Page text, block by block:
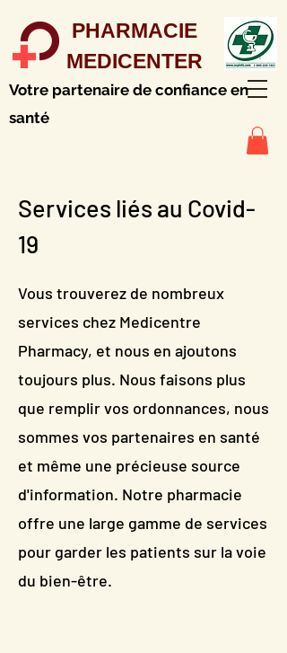
PHARMACIE
MEDICENTER
Votre partenaire de confiance en
santé
Services liés au Covid-
19
Vous trouverez de nombreux
services chez Medicentre
Pharmacy, et nous en ajoutons
toujours plus. Nous faisons plus
que remplir vos ordonnances, nous
sommes vos partenaires en santé
et même une précieuse source
d'information. Notre pharmacie
offre une large gamme de services
pour garder les patients sur la voie
du bien-être.